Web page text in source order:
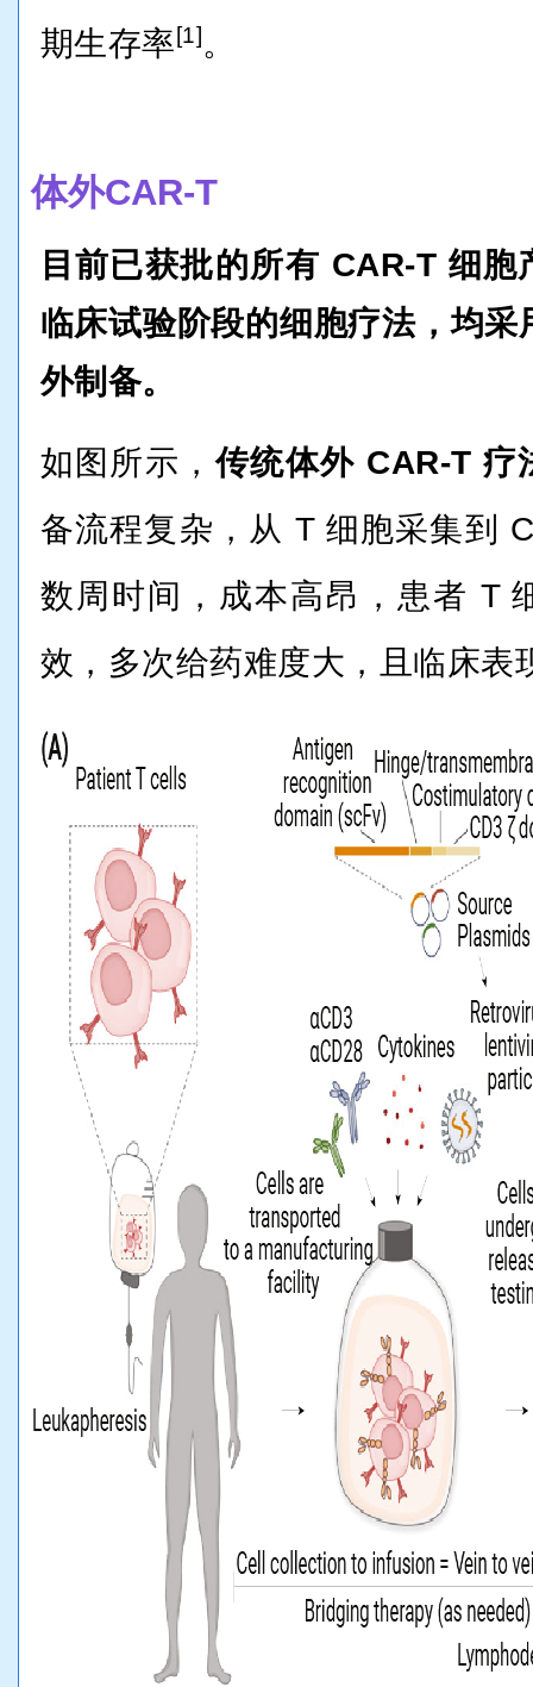
期生存率[1]。
体外CAR-T
目前已获批的所有 CAR-T 细
临床试验阶段的细胞疗法，均
外制备。
如图所示，传统体外 CAR-T 疗
备流程复杂，从 T 细胞采集到
数周时间，成本高昂，患者 T
效，多次给药难度大，且临床表